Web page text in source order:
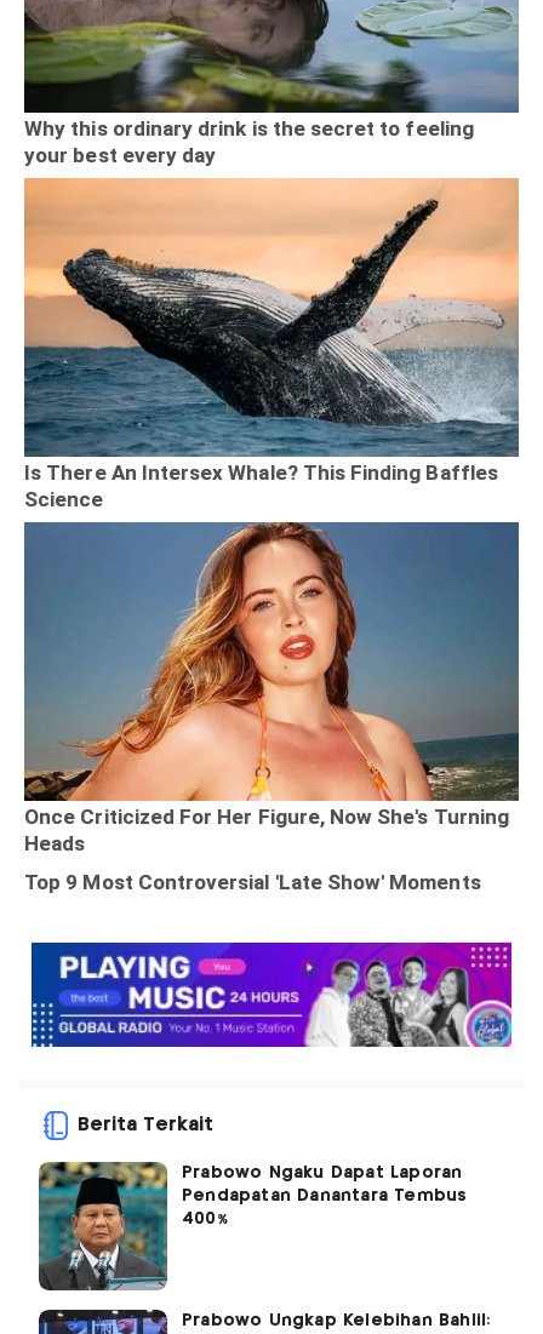
Berita Terkait
Prabowo Ngaku Dapat Laporan
Pendapatan Danantara Tembus
400%
Prabowo Ungkap Kelebihan Bahlil: